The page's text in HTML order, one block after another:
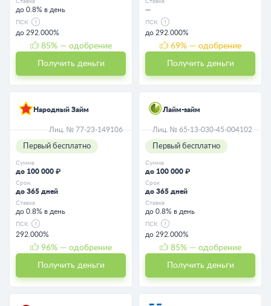
до 0.8% в день
ПСК
до 292.000%
85% — одобрение
Получить деньги
—
ПСК
до 292.000%
69% — одобрение
Получить деньги
Народный Займ
Лиц. № 77-23-149106
Первый бесплатно
Сумма
до 100 000 ₽
Срок
до 365 дней
Ставка
до 0.8% в день
ПСК
292.000%
96% — одобрение
Получить деньги
Лайм-займ
Лиц. № 65-13-030-45-004102
Первый бесплатно
Сумма
до 100 000 ₽
Срок
до 365 дней
Ставка
до 0.8% в день
ПСК
до 292.000%
85% — одобрение
Получить деньги